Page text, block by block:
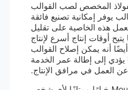
المخصص لصب القوالب
إمكانية تصنيع فائقة
الخاصية على تقليل
إنتاج أسرع لإنتاج
يمكن إصلاح القوالب
إلى إطالة عمر الخدمة
في مرافق الإنتاج.